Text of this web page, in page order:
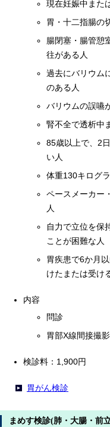
現在妊娠中また
胃・十二指腸の
腸閉塞・腸管憩
往がある人
過去にバリウム
のある人
バリウムの誤嚥
腎不全で透析中
85歳以上で、2
い人
体重130キログ
ペースメーカー
人
自力で立位を保
ことが困難な人
胃疾患で6か月
けたまたは受け
内容
問診
胃部X線間接撮影
検診料：1,900円
胃がん検診
まめす検診(肺・大腸・前